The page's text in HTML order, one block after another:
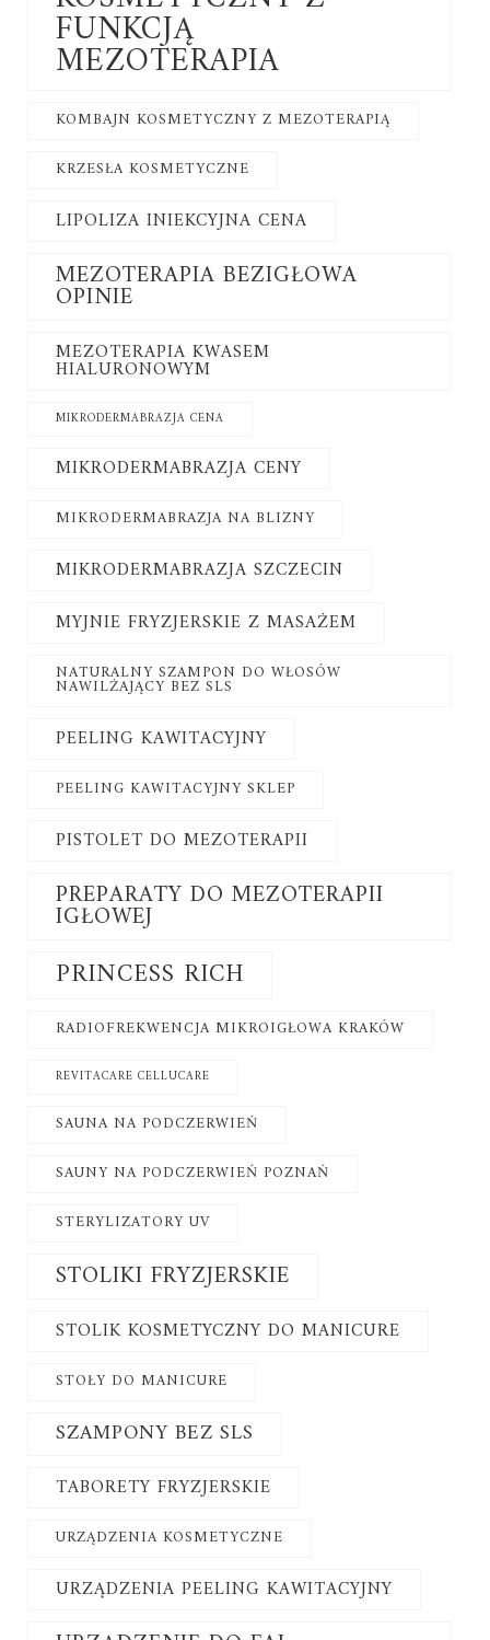
FUNKCJĄ
MEZOTERAPIA
KOMBAJN KOSMETYCZNY Z MEZOTERAPIĄ
KRZESŁA KOSMETYCZNE
LIPOLIZA INIEKCYJNA CENA
MEZOTERAPIA BEZIGŁOWA
OPINIE
MEZOTERAPIA KWASEM
HIALURONOWYM
MIKRODERMABRAZJA CENA
MIKRODERMABRAZJA CENY
MIKRODERMABRAZJA NA BLIZNY
MIKRODERMABRAZJA SZCZECIN
MYJNIE FRYZJERSKIE Z MASAŻEM
NATURALNY SZAMPON DO WŁOSÓW
NAWILŻAJĄCY BEZ SLS
PEELING KAWITACYJNY
PEELING KAWITACYJNY SKLEP
PISTOLET DO MEZOTERAPII
PREPARATY DO MEZOTERAPII
IGŁOWEJ
PRINCESS RICH
RADIOFREKWENCJA MIKROIGŁOWA KRAKÓW
REVITACARE CELLUCARE
SAUNA NA PODCZERWIEŃ
SAUNY NA PODCZERWIEŃ POZNAŃ
STERYLIZATORY UV
STOLIKI FRYZJERSKIE
STOLIK KOSMETYCZNY DO MANICURE
STOŁY DO MANICURE
SZAMPONY BEZ SLS
TABORETY FRYZJERSKIE
URZĄDZENIA KOSMETYCZNE
URZĄDZENIA PEELING KAWITACYJNY